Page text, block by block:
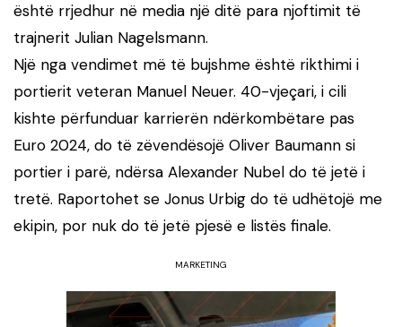
është rrjedhur në media një ditë para njoftimit të
trajnerit Julian Nagelsmann.
Një nga vendimet më të bujshme është rikthimi i
portierit veteran Manuel Neuer. 40-vjeçari, i cili
kishte përfunduar karrierën ndërkombëtare pas
Euro 2024, do të zëvendësojë Oliver Baumann si
portier i parë, ndërsa Alexander Nubel do të jetë i
tretë. Raportohet se Jonus Urbig do të udhëtojë me
ekipin, por nuk do të jetë pjesë e listës finale.
MARKETING